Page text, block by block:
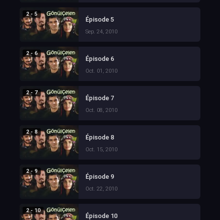
2 - 5
Épisode 5
Sep. 24, 2010
2 - 6
Épisode 6
Oct. 01, 2010
2 - 7
Épisode 7
Oct. 08, 2010
2 - 8
Épisode 8
Oct. 15, 2010
2 - 9
Épisode 9
Oct. 22, 2010
2 - 10
Épisode 10